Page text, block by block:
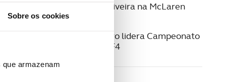
Sobre os cookies
armazenam
Guilherme Oliveira na McLaren
Noah Monteiro lidera Campeonato
Espanhol de F4